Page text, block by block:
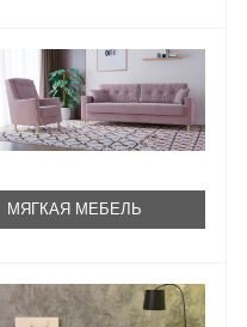
МЯГКАЯ МЕБЕЛЬ